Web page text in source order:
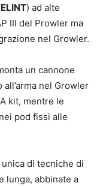
) ad alte
III del Prowler ma
nel Growler.
un cannone
nel Growler
kit, mentre le
pod fissi alle
unica di tecniche di
lunga, abbinate a